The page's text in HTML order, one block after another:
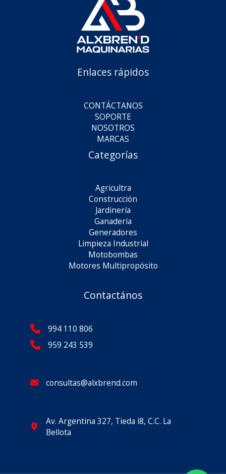
Enlaces rápidos
CONTÁCTANOS
SOPORTE
NOSOTROS
MARCAS
Categorías
Agricultra
Construcción
Jardinería
Ganadería
Generadores
Limpieza Industrial
Motobombas
Motores Multipropósito
Contactános
994 110 806
959 243 539
consultas@alxbrend.com
Av. Argentina 327, Tieda i8, C.C. La
Bellota